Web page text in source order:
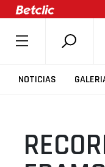
NOTICIASSOBRE